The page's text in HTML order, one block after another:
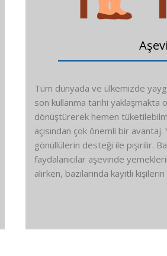
Aşevi
Tüm dünyada ve ülkemizde
son kullanma tarihi yaklaşmakta
dönüştürerek hemen
açısından çok önemli bir
gönüllülerin desteği ile pişirilir.
faydalanıcılar aşevinde
alırken, bazılarında kayıtlı